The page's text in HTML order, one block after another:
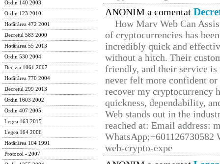
Ordin 140 2003
Ordin 123 2010
Hotărârea 472 2001
Decretul 583 2000
Hotărârea 55 2013
Ordin 530 2004
Decizia 1061 2007
Hotărârea 770 2004
Decretul 299 2013
Ordin 1603 2002
Ordin 407 2005
Legea 163 2015
Legea 164 2006
Hotărârea 104 1991
Protocol - 2007
ANONIM a comentat
How Marv Web Can
of cryptocurrencies has
incredibly quick and
without a hitch. Their
friendly, and their service
never felt more confident
recover my cryptocurrency
quickness, dependability,
Web stands out in the
reached at: Email address:
web-crypto-expe